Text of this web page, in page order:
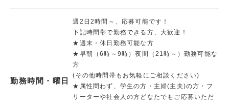
勤務時間・曜日
週2日2時間～、応募可能です！
下記時間帯で勤務できる方、大歓迎！
★週末・休日勤務可能な方
★早朝（6時～9時）夜間（21時～）勤務可能な
方
(その他時間帯もお気軽にご相談ください)
★属性問わず、学生の方・主婦(主夫)の方・フ
リーターや社会人の方どなたでもご応募いただ